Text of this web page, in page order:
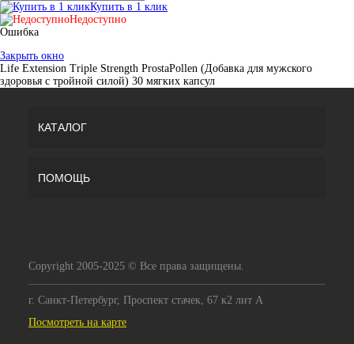
Купить в 1 клик
Недоступно
Ошибка
Закрыть окно
Life Extension Triple Strength ProstaPollen (Добавка для мужского
здоровья с тройной силой) 30 мягких капсул
КАТАЛОГ
ПОМОЩЬ
Copyright 2005-2025 © Все права защищены.
г. Санкт-Петербург, Проспект стачек, 67 к2 лит А
Посмотреть на карте